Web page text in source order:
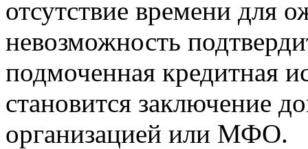
отсутствие времени для
невозможность
подмоченная кредитная
становится заключение
организацией или МФО.